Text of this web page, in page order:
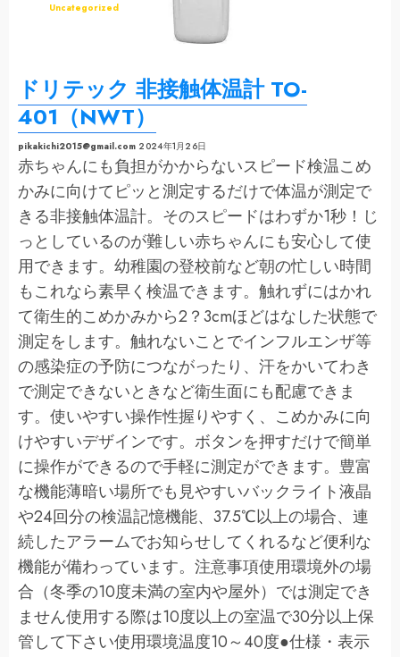
Uncategorized
ドリテック 非接触体温計 TO-
401（NWT）
pikakichi2015@gmail.com 2024年1月26日
赤ちゃんにも負担がかからないスピード検温こめ
かみに向けてピッと測定するだけで体温が測定で
きる非接触体温計。そのスピードはわずか1秒！じ
っとしているのが難しい赤ちゃんにも安心して使
用できます。幼稚園の登校前など朝の忙しい時間
もこれなら素早く検温できます。触れずにはかれ
て衛生的こめかみから2？3cmほどはなした状態で
測定をします。触れないことでインフルエンザ等
の感染症の予防につながったり、汗をかいてわき
で測定できないときなど衛生面にも配慮できま
す。使いやすい操作性握りやすく、こめかみに向
けやすいデザインです。ボタンを押すだけで簡単
に操作ができるので手軽に測定ができます。豊富
な機能薄暗い場所でも見やすいバックライト液晶
や24回分の検温記憶機能、37.5℃以上の場合、連
続したアラームでお知らせしてくれるなど便利な
機能が備わっています。注意事項使用環境外の場
合（冬季の10度未満の室内や屋外）では測定でき
ません使用する際は10度以上の室温で30分以上保
管して下さい使用環境温度10～40度●仕様・表示